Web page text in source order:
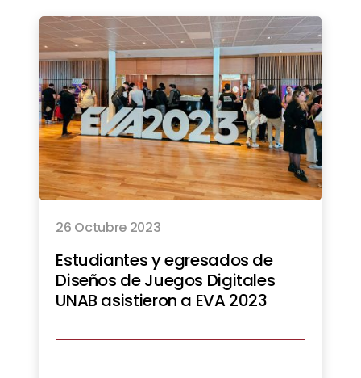
26 Octubre 2023
Estudiantes y egresados de
Diseños de Juegos Digitales
UNAB asistieron a EVA 2023